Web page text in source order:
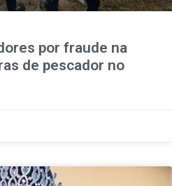
por fraude na
de pescador no